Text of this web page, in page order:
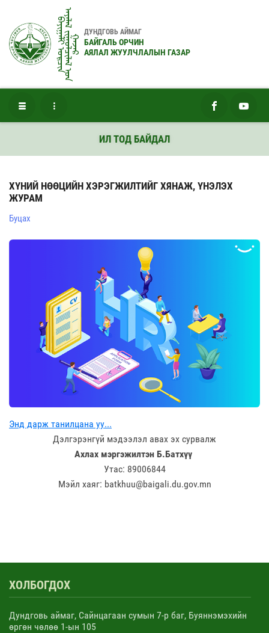
ᠪᠠᠶᠢᠭᠠᠯᠢ ᠣᠷᠴᠢᠨᠠᠶᠠᠯᠠᠯ ᠵᠢᠭᠤᠯᠴᠢᠯᠠᠯ ᠤ᠋ᠨᠭᠠᠵᠠᠷ
ДУНДГОВЬ АЙМАГ
БАЙГАЛЬ ОРЧИН
АЯЛАЛ ЖУУЛЧЛАЛЫН ГАЗАР
ИЛ ТОД БАЙДАЛ
ХҮНИЙ НӨӨЦИЙН ХЭРЭГЖИЛТИЙГ ХЯНАЖ, ҮНЭЛЭХ
ЖУРАМ
Буцах
Энд дарж танилцана уу...
Дэлгэрэнгүй мэдээлэл авах эх сурвалж
Ахлах мэргэжилтэн Б.Батхүү
Утас: 89006844
Мэйл хаяг: batkhuu@baigali.du.gov.mn
ХОЛБОГДОХ
Дундговь аймаг, Сайнцагаан сумын 7-р баг, Буяннэмэхийн
өргөн чөлөө 1-ын 105